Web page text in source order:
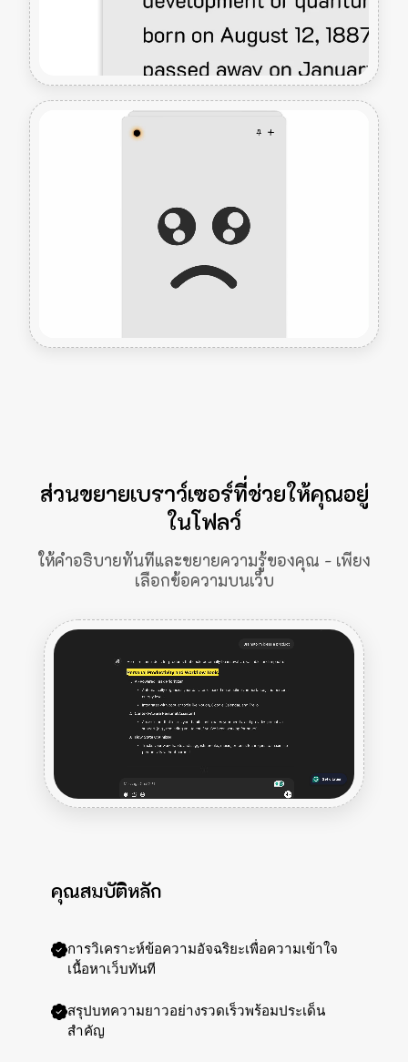
ส่วนขยายเบราว์เซอร์ที่ช่วยให้คุณอยู่
ในโฟลว์
ให้คำอธิบายทันทีและขยายความรู้ของคุณ - เพียง
เลือกข้อความบนเว็บ
คุณสมบัติหลัก
การวิเคราะห์ข้อความอัจฉริยะเพื่อความเข้าใจ
เนื้อหาเว็บทันที
สรุปบทความยาวอย่างรวดเร็วพร้อมประเด็น
สำคัญ